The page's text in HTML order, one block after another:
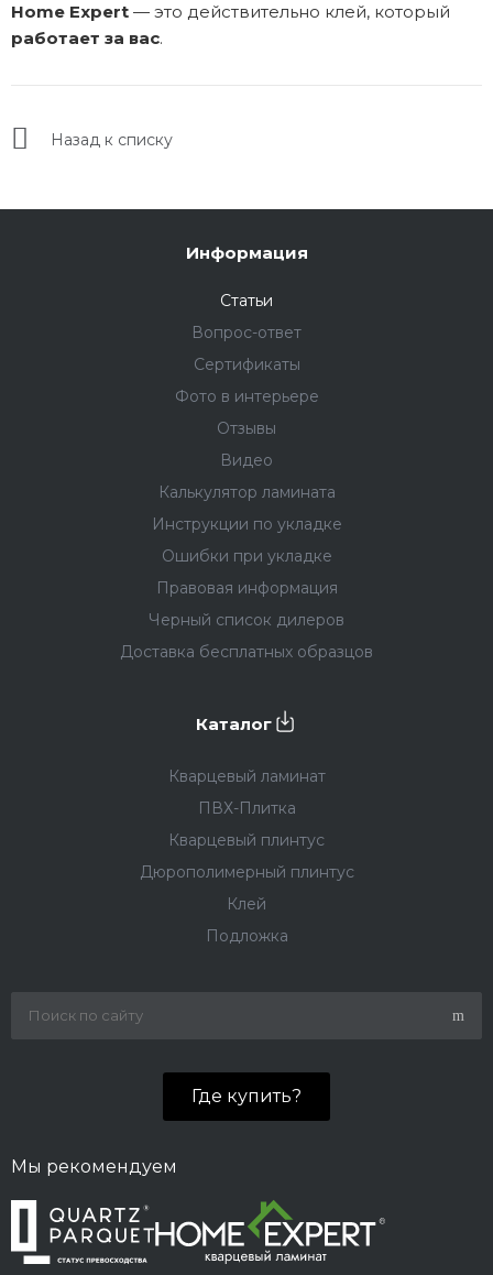
Home Expert — это действительно клей, который
работает за вас.
Назад к списку
Информация
Статьи
Вопрос-ответ
Сертификаты
Фото в интерьере
Отзывы
Видео
Калькулятор ламината
Инструкции по укладке
Ошибки при укладке
Правовая информация
Черный список дилеров
Доставка бесплатных образцов
Каталог
Кварцевый ламинат
ПВХ-Плитка
Кварцевый плинтус
Дюрополимерный плинтус
Клей
Подложка
Где купить?
Мы рекомендуем